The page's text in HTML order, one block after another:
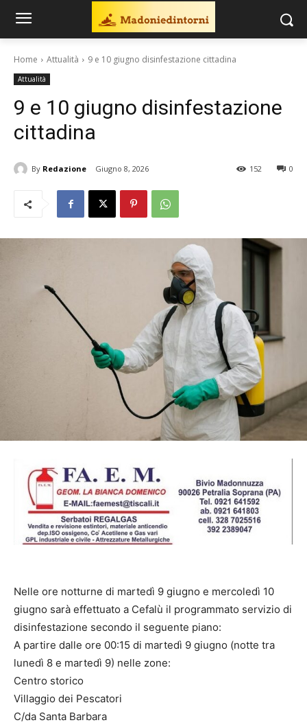
Home Attualità 9 e 10 giugno disinfestazione cittadina
Attualità
9 e 10 giugno disinfestazione
cittadina
By Redazione Giugno 8, 2026 0
152
Nelle ore notturne di martedì 9 giugno e mercoledì 10
giugno sarà effettuato a Cefalù il programmato servizio di
disinfestazione secondo il seguente piano:
A partire dalle ore 00:15 di martedì 9 giugno (notte tra
lunedì 8 e martedì 9) nelle zone:
Centro storico
Villaggio dei Pescatori
C/da Santa Barbara